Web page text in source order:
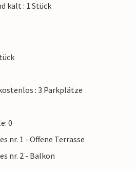
kalt : 1 Stück
: 3 Parkplätze
0
nr. 1 - Offene Terrasse
nr. 2 - Balkon